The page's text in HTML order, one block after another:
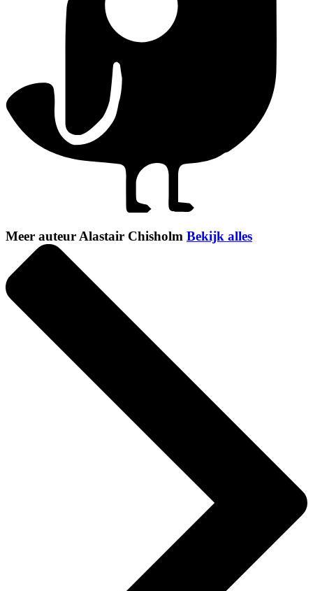
Meer auteur Alastair Chisholm Bekijk alles